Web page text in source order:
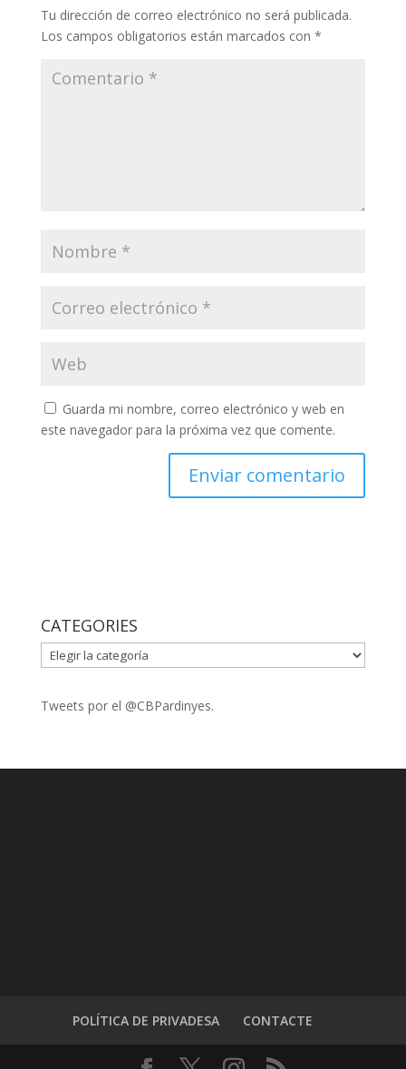
Tu dirección de correo electrónico no será publicada.
Los campos obligatorios están marcados con *
Guarda mi nombre, correo electrónico y web en
este navegador para la próxima vez que comente.
CATEGORIES
CATEGORIES
Tweets por el @CBPardinyes.
POLÍTICA DE PRIVADESA CONTACTE